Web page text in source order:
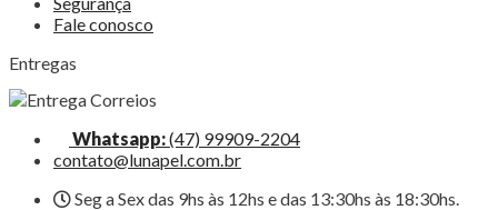
Fale conosco
Entregas
Whatsapp:(47) 99909-2204
contato@lunapel.com.br
Seg a Sex das 9hs às 12hs e das 13:30hs às 18:30hs.